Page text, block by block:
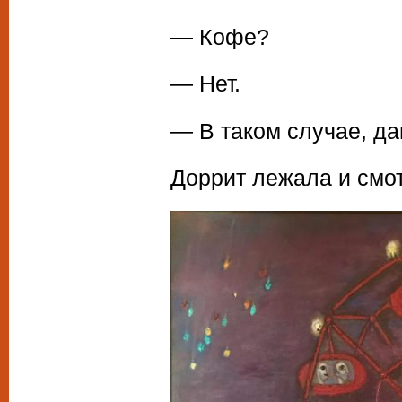
— Кофе?
— Нет.
— В таком случае,
Доррит лежала и